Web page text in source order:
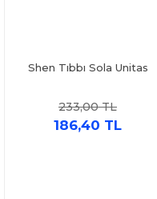
Shen Tıbbı Sola Unitas
233,00 TL
186,40 TL